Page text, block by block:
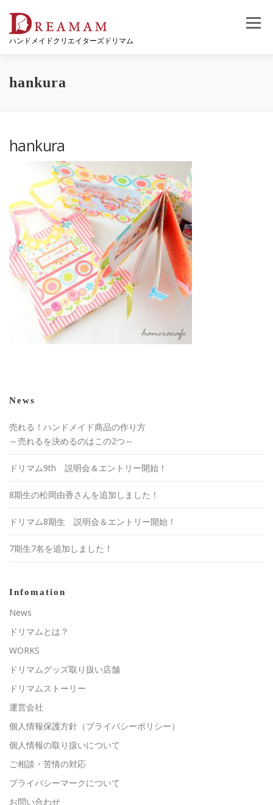
ツ
ハンドメイドクリエイターズドリマム
メニュー
hankura
hankura
News
売れる！ハンドメイド商品の作り方
～売れるを決めるのはこの2つ～
ドリマム9th 説明会＆エントリー開始！
8期生の松岡由香さんを追加しました！
ドリマム8期生 説明会＆エントリー開始！
7期生7名を追加しました！
Infomation
News
ドリマムとは？
WORKS
ドリマムグッズ取り扱い店舗
ドリマムストーリー
運営会社
個人情報保護方針（プライバシーポリシー）
個人情報の取り扱いについて
ご相談・苦情の対応
プライバシーマークについて
お問い合わせ